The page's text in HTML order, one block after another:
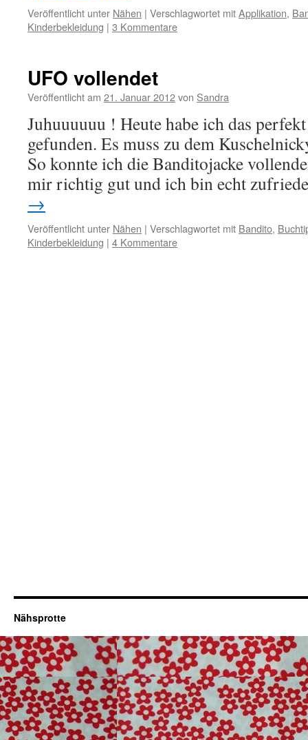
Veröffentlicht unter Nähen | Verschlagwortet mitApplikation,
Kinderbekleidung | 3 Kommentare
UFO vollendet
Veröffentlicht am 21. Januar 2012von Sandra
Juhuuuuuu ! Heute habe ich das
gefunden. Es muss zu dem
So konnte ich die Banditojacke
mir richtig gut und ich bin echt
→
Veröffentlicht unter Nähen | Verschlagwortet mit Bandito,
Kinderbekleidung | 4 Kommentare
Nähsprotte